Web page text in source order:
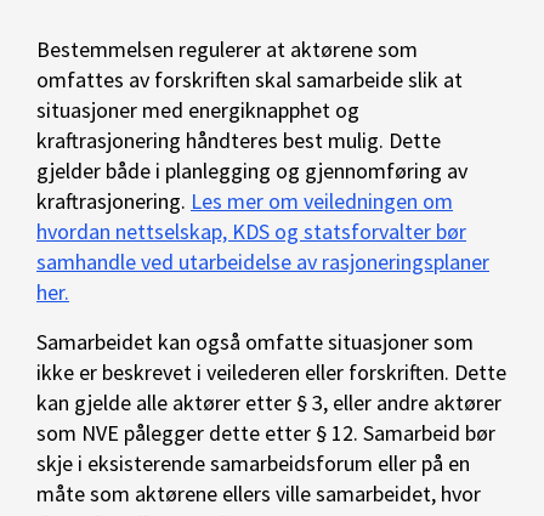
Bestemmelsen regulerer at aktørene som
omfattes av forskriften skal samarbeide slik at
situasjoner med energiknapphet og
kraftrasjonering håndteres best mulig. Dette
gjelder både i planlegging og gjennomføring av
kraftrasjonering. Les mer om veiledningen om
hvordan nettselskap, KDS og statsforvalter bør
samhandle ved utarbeidelse av rasjoneringsplaner
her.
Samarbeidet kan også omfatte situasjoner som
ikke er beskrevet i veilederen eller forskriften. Dette
kan gjelde alle aktører etter § 3, eller andre aktører
som NVE pålegger dette etter § 12. Samarbeid bør
skje i eksisterende samarbeidsforum eller på en
måte som aktørene ellers ville samarbeidet, hvor